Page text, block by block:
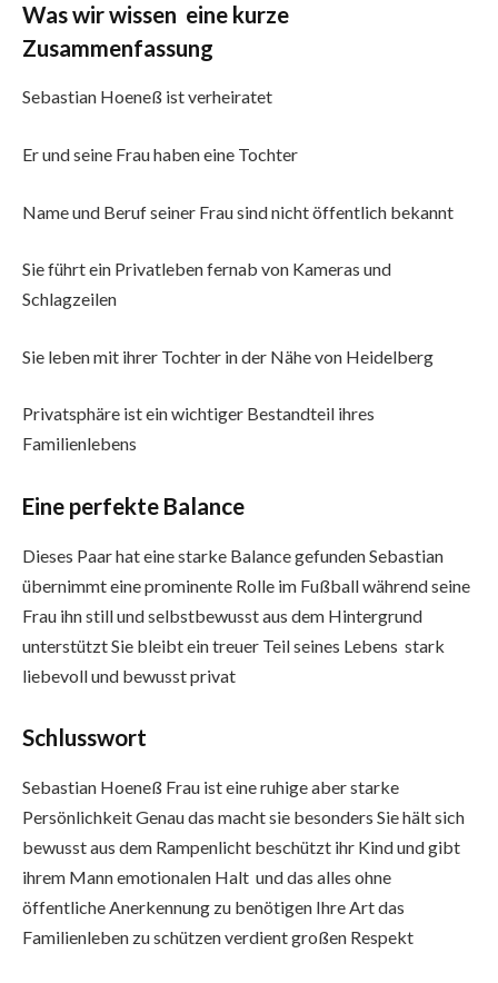
Was wir wissen eine kurze
Zusammenfassung
Sebastian Hoeneß ist verheiratet
Er und seine Frau haben eine Tochter
Name und Beruf seiner Frau sind nicht öffentlich bekannt
Sie führt ein Privatleben fernab von Kameras und
Schlagzeilen
Sie leben mit ihrer Tochter in der Nähe von Heidelberg
Privatsphäre ist ein wichtiger Bestandteil ihres
Familienlebens
Eine perfekte Balance
Dieses Paar hat eine starke Balance gefunden Sebastian
übernimmt eine prominente Rolle im Fußball während seine
Frau ihn still und selbstbewusst aus dem Hintergrund
unterstützt Sie bleibt ein treuer Teil seines Lebens stark
liebevoll und bewusst privat
Schlusswort
Sebastian Hoeneß Frau ist eine ruhige aber starke
Persönlichkeit Genau das macht sie besonders Sie hält sich
bewusst aus dem Rampenlicht beschützt ihr Kind und gibt
ihrem Mann emotionalen Halt und das alles ohne
öffentliche Anerkennung zu benötigen Ihre Art das
Familienleben zu schützen verdient großen Respekt